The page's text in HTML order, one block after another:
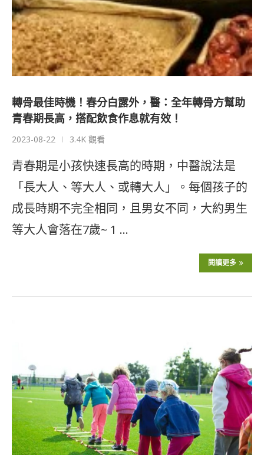
轉骨最佳時機！春分白露外，醫：全年轉骨方幫助
青春期長高，搭配飲食作息就有效！
2023-08-22 3.4K 觀看
青春期是小孩快速長高的時期，中醫說法是
「長大人、等大人、或轉大人」。每個孩子的
成長時期不完全相同，且男女不同，大約男生
等大人會落在7歲~ 1 …
閱讀更多